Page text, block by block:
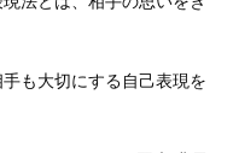
も大切にする自己表現を